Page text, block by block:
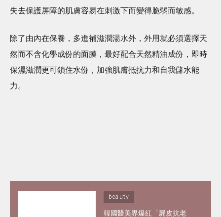
失去保護屏障的肌膚容易在刺激下而變得脆弱而敏感。
除了由內在保養，多進補滋潤湯水外，外用就必須選擇天
然而不含化學成份的面膜，最好配合天然精油成份，即時
保濕滋潤更可鎖住水份，加強肌膚抵抗力和自我儲水能
力。
beauty
韓國醫美界爆紅「屍皮抗老